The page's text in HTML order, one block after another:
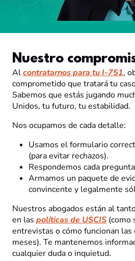
Nuestro
Alcontratarnos para tu I-751,
comprometido que tratará tu
Sabemos que estás jugando
Unidos, tu futuro, tu estabilidad.
Nos ocupamos de cada detalle:
Usamos el formulario
(para evitar rechazos).
Respondemos cada
Armamos un paquete de
convincente y legalmente
Nuestros abogados están al
en las políticas de USCIS (como
entrevistas o cómo funcionan
meses). Te mantenemos
cualquier duda o inquietud.